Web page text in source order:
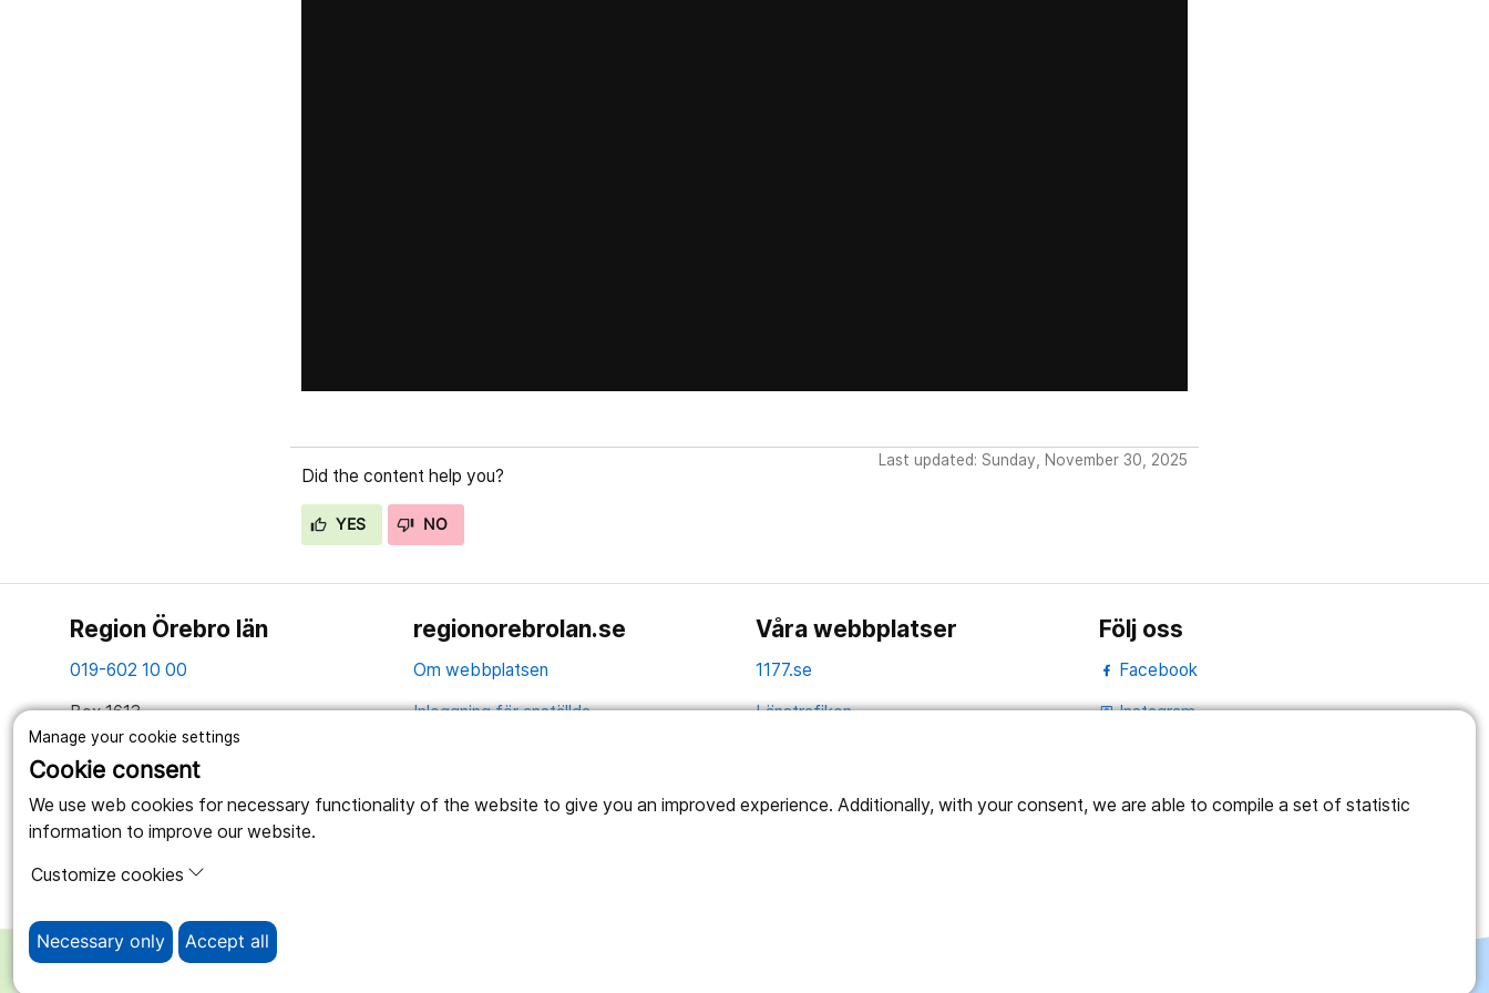
Manage your cookie settings
Cookie consent
We use web cookies for necessary functionality of the website to give you an improved experience. Additionally, with your consent, we are able to compile a set of statistic
information to improve our website.
Customize cookies
Necessary only Accept all
Did the content help you?
YES NO
Last updated: Sunday, November 30, 2025
Region Örebro län
019-602 10 00
Box 1613
701 16 Örebro
Tillsammans skapar vi ett bättre liv
regionorebrolan.se
Om webbplatsen
Inloggning för anställda
Webbplatsens tillgänglighet
Våra webbplatser
1177.se
Länstrafiken
Följ oss
Facebook
portraitInstagram